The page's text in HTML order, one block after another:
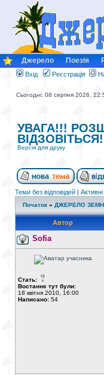
Джерело Поезія
Вхід Реєстрація
Сьогодні: 08 серпня 2026,
УВАГА!!!
Версія для друку
Теми без відповідей |
Початок » ДЖЕРЕЛО
Автор
Sofia
Стать:
Востаннє тут були:
18 квітня 2010, 16:00
Написано: 54